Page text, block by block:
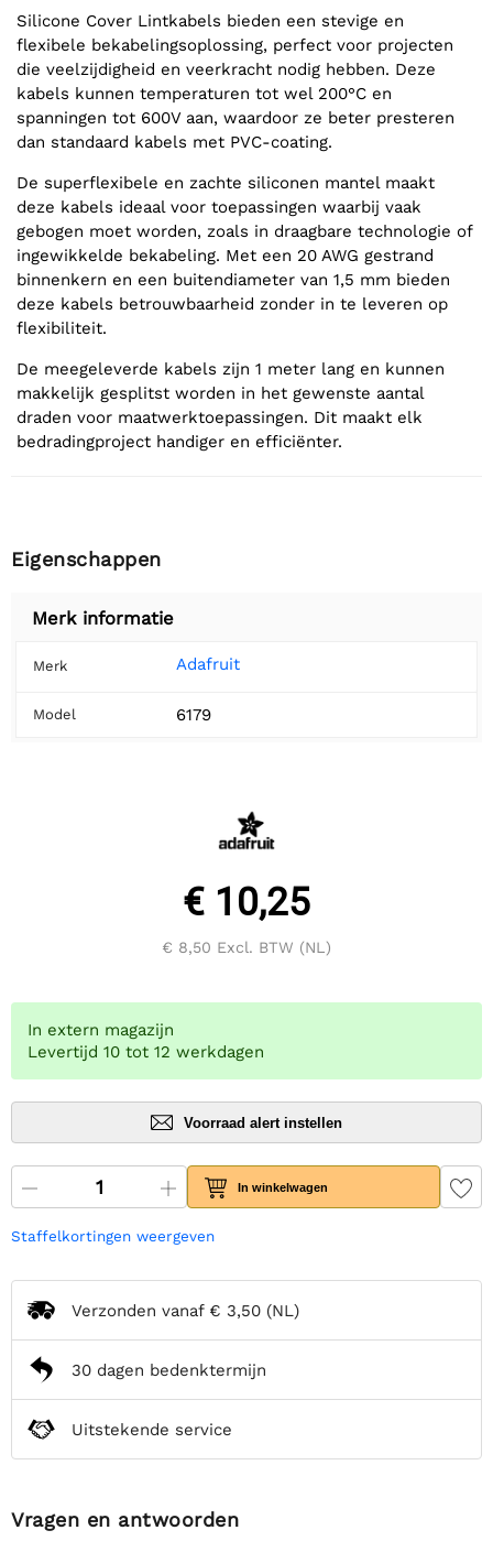
Silicone Cover Lintkabels bieden een stevige en
flexibele bekabelingsoplossing, perfect voor projecten
die veelzijdigheid en veerkracht nodig hebben. Deze
kabels kunnen temperaturen tot wel 200°C en
spanningen tot 600V aan, waardoor ze beter presteren
dan standaard kabels met PVC-coating.
De superflexibele en zachte siliconen mantel maakt
deze kabels ideaal voor toepassingen waarbij vaak
gebogen moet worden, zoals in draagbare technologie of
ingewikkelde bekabeling. Met een 20 AWG gestrand
binnenkern en een buitendiameter van 1,5 mm bieden
deze kabels betrouwbaarheid zonder in te leveren op
flexibiliteit.
De meegeleverde kabels zijn 1 meter lang en kunnen
makkelijk gesplitst worden in het gewenste aantal
draden voor maatwerktoepassingen. Dit maakt elk
bedradingproject handiger en efficiënter.
Eigenschappen
Merk informatie
Merk Adafruit
Model 6179
€ 10,25
€ 8,50 Excl. BTW (NL)
In extern magazijn
Levertijd 10 tot 12 werkdagen
Voorraad alert instellen
In winkelwagen
Staffelkortingen weergeven
Verzonden vanaf € 3,50 (NL)
30 dagen bedenktermijn
Uitstekende service
Vragen en antwoorden